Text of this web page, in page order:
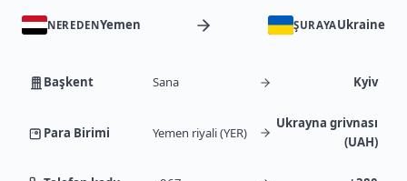
NEREDENYemen ŞURAYAUkraine
Başkent Sana Kyiv
Para Birimi Yemen riyali (YER)
Ukrayna grivnası
(UAH)